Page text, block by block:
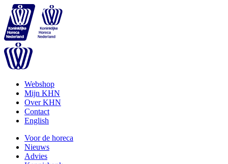
Webshop
Mijn KHN
Over KHN
Contact
English
Voor de horeca
Nieuws
Advies